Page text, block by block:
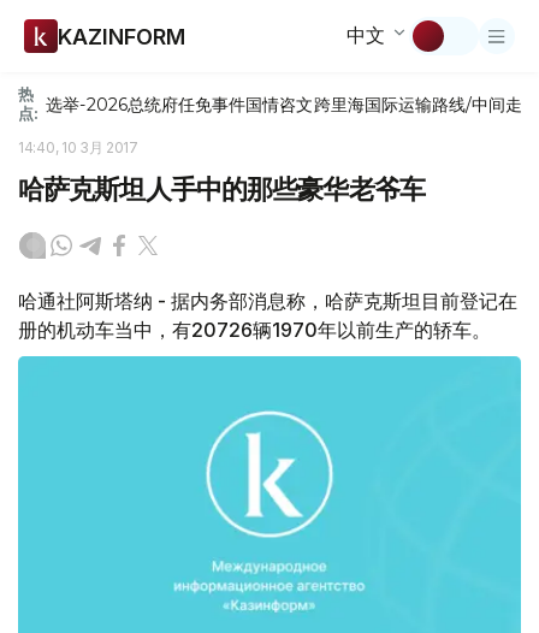
KAZINFORM 中文
热
点: 选举-2026总统府任免事件国情咨文跨里海国际运输路线/中间走廊
14:40, 10 3月 2017
哈萨克斯坦人手中的那些豪华老爷车
哈通社阿斯塔纳 - 据内务部消息称，哈萨克斯坦目前登记在
册的机动车当中，有20726辆1970年以前生产的轿车。